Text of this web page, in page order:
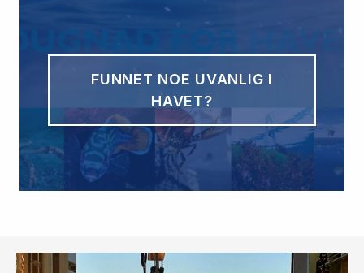
FUNNET NOE UVANLIG I
HAVET?